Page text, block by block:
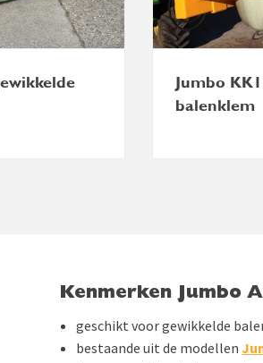
Jumbo
balenklem
Kenmerken Jumbo
geschikt voor gewikkelde
bestaande uit de modellen